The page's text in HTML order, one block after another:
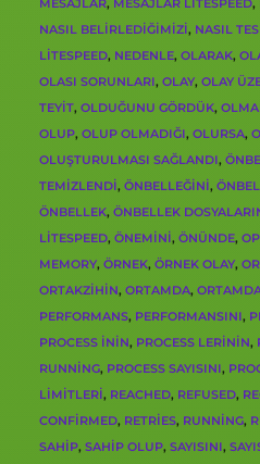
MESAJLAR, MESAJLAR LITESPEED,
NASIL BELIRLEDIĞIMIZI, NASIL
LITESPEED, NEDENLE, OLARAK,
OLASI SORUNLARI, OLAY, OLAY
TEYIT, OLDUĞUNU GÖRDÜK,
OLUP, OLUP OLMADIĞI, OLURSA,
OLUŞTURULMASI SAĞLANDI,
TEMIZLENDI, ÖNBELLEĞINI,
ÖNBELLEK, ÖNBELLEK
LITESPEED, ÖNEMINI, ÖNÜNDE,
MEMORY, ÖRNEK, ÖRNEK OLAY,
ORTAKZIHIN, ORTAMDA,
PERFORMANS, PERFORMANSINI,
PROCESS ININ, PROCESS LERININ,
RUNNING, PROCESS SAYISINI,
LIMITLERI, REACHED, REFUSED,
CONFIRMED, RETRIES, RUNNING,
SAHIP, SAHIP OLUP, SAYISINI,